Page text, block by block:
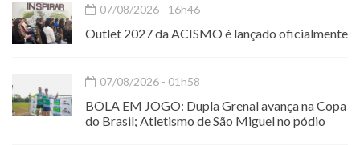
07/08/2026 - 16h46
Outlet 2027 da ACISMO é lançado oficialmente
07/08/2026 - 01h58
BOLA EM JOGO: Dupla Grenal avança na Copa
do Brasil; Atletismo de São Miguel no pódio